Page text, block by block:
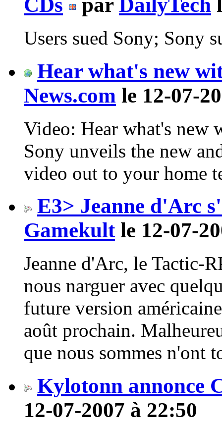
Users sued Sony; Sony
Hear what's new
News.com le 12-07-
Video: Hear what's new
Sony unveils the new
video out to your home
E3> Jeanne d'Arc
Gamekultle 12-07-
Jeanne d'Arc, le Tactic-
nous narguer avec
future version
août prochain.
que nous sommes n'ont
Kylotonn annonce
12-07-2007 à 22:50